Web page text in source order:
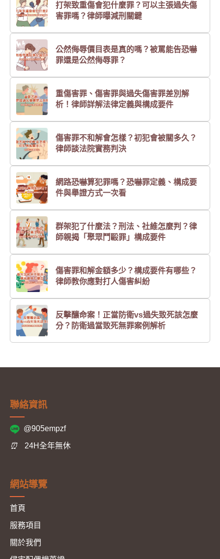
打架致重傷會犯什麼罪？可以主張過失傷
害罪嗎？律師曝減刑關鍵
公然侮辱價目表是真的嗎？被罵能告恐嚇
罪還是公然侮辱罪？
重傷害罪、傷害罪與過失傷害罪差別解
析！律師詳解法律定義與構成要件
傷害罪不和解會怎樣？初犯會被關多久？
律師談法院實務判決
網路恐嚇算犯罪嗎？恐嚇罪定義、構成要
件與舉證方式一次看
群架犯了什麼法？刑法、社維怎麼判？律
師親揭「聚眾鬥毆罪」構成要件
傷害罪和解金額多少？構成要件有哪些？
律師教你應對打人傷害糾紛
反擊釀命案！正當防衛vs過失致死該怎麼
分？防衛過當致死無罪案例解析
聯絡資訊
@905empzf
⏰ 24H全年無休
網站導覽
首頁
服務項目
關於我們